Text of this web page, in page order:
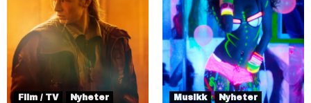
Film / TV Nyheter Musikk Nyheter